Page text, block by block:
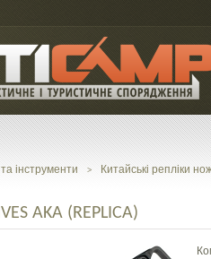
інструменти > Китайські репліки
AKA (REPLICA)